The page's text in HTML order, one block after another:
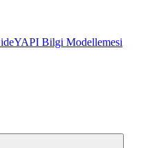
ideYAPI Bilgi Modellemesi